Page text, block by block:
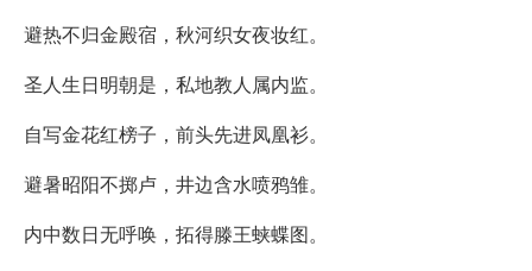
避热不归金殿宿，秋河织女夜妆红。
圣人生日明朝是，私地教人属内监。
自写金花红榜子，前头先进凤凰衫。
避暑昭阳不掷卢，井边含水喷鸦雏。
内中数日无呼唤，拓得滕王蛱蝶图。